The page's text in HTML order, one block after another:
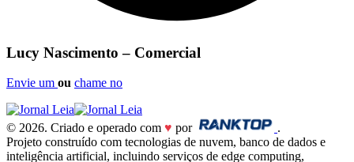
Lucy Nascimento – Comercial
Envie um ou chame no
© 2026. Criado e operado com ♥ por
.
Projeto construído com tecnologias de nuvem, banco de dados e
inteligência artificial, incluindo serviços de edge computing,